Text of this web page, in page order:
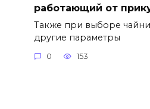
работающий от
Также при выборе
другие параметры
0 153